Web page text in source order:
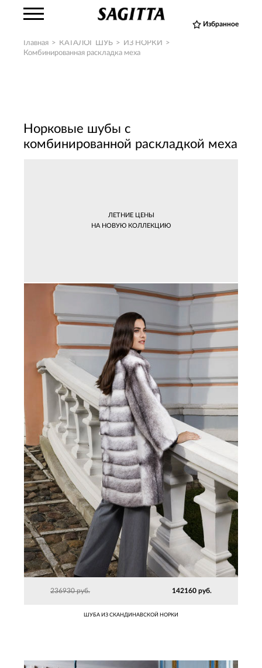
Избранное
Главная > КАТАЛОГ ШУБ > ИЗ НОРКИ >
Комбинированная раскладка меха
Норковые шубы с
комбинированной раскладкой меха
ЛЕТНИЕ ЦЕНЫ
НА НОВУЮ КОЛЛЕКЦИЮ
ШУБА ИЗ СКАНДИНАВСКОЙ НОРКИ
236930 руб. 142160 руб.